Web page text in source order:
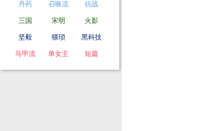
丹药 召唤流 抗战
三国 宋明 火影
坚毅 猥琐 黑科技
马甲流 单女主 短篇